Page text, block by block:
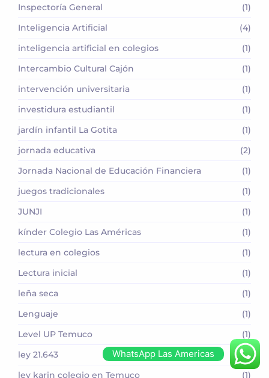
Inspectoría General
(1)
Inteligencia Artificial
(4)
inteligencia artificial en colegios
(1)
Intercambio Cultural Cajón
(1)
intervención universitaria
(1)
investidura estudiantil
(1)
jardín infantil La Gotita
(1)
jornada educativa
(2)
Jornada Nacional de Educación Financiera
(1)
juegos tradicionales
(1)
JUNJI
(1)
kínder Colegio Las Américas
(1)
lectura en colegios
(1)
Lectura inicial
(1)
leña seca
(1)
Lenguaje
(1)
Level UP Temuco
(1)
ley 21.643
(1)
ley karin colegio en Temuco
(1)
WhatsApp Las Americas